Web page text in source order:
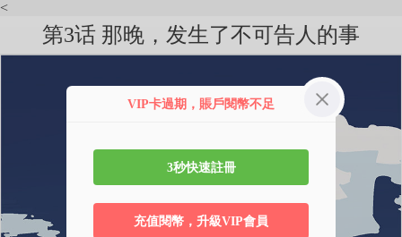
<
第3话 那晚，发生了不可告人的事
VIP卡過期，賬戶閱幣不足
3秒快速註冊
充值閱幣，升級VIP會員